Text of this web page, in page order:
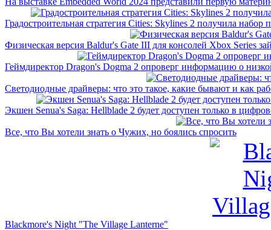
Градостроительная стратегия Cities: Skylines 2 получила набор
Физическая версия Baldur's Gate III для консолей Xbox Series
Геймдиректор Dragon's Dogma 2 опроверг информацию о
Светодиодные драйверы: что это такое, какие бывают и как
Экшен Senua's Saga: Hellblade 2 будет доступен только в
Все, что Вы хотели знать о Чужих, но боялись спросить
Blackmore's Night "The Village Lanterne"